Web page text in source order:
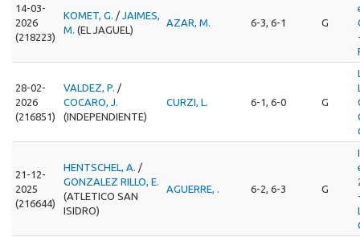
14-03-
2026
(218223)
KOMET, G. / JAIMES,
M. (EL JAGUEL)
AZAR, M. 6-3, 6-1 G
28-02-
2026
(216851)
VALDEZ, P. /
COCARO, J.
(INDEPENDIENTE)
CURZI, L. 6-1, 6-0 G
21-12-
2025
(216644)
HENTSCHEL, A. /
GONZALEZ RILLO, E.
(ATLETICO SAN
ISIDRO)
AGUERRE, . 6-2, 6-3 G